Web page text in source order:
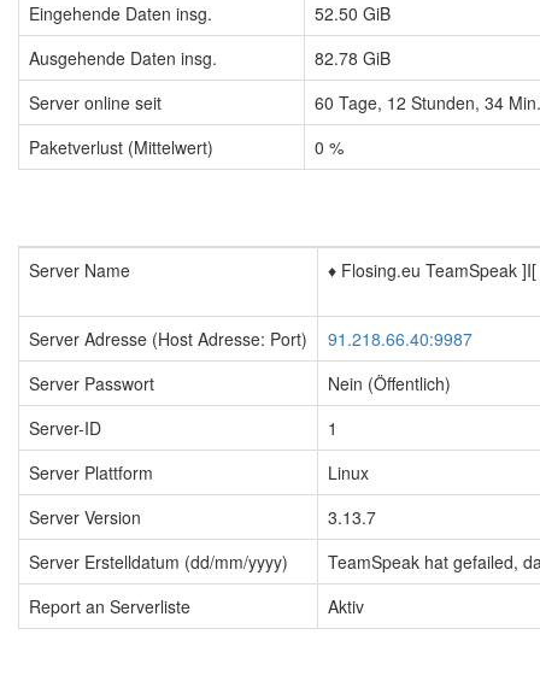
Eingehende Daten insg.
52.50 GiB
Ausgehende Daten insg.
82.78 GiB
Server online seit
60 Tage, 12 Stunden, 34
Paketverlust (Mittelwert)
0 %
Server Name ♦️ Flosing.eu TeamSpeak
Server Adresse (Host Adresse: Port)
91.218.66.40:9987
Server Passwort
Nein (Öffentlich)
Server-ID
1
Server Plattform
Linux
Server Version
3.13.7
Server Erstelldatum (dd/mm/yyyy)
TeamSpeak hat gefailed,
Report an Serverliste
Aktiv